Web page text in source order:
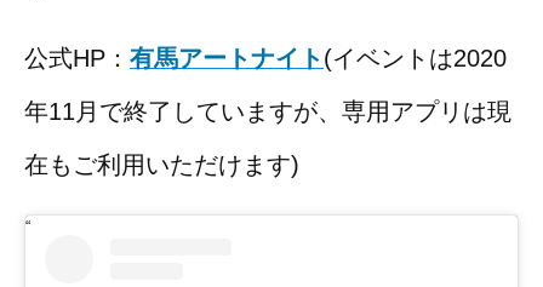
公式HP： 有馬アートナイト(イベントは2020
年11月で終了していますが、専用アプリは現
在もご利用いただけます)